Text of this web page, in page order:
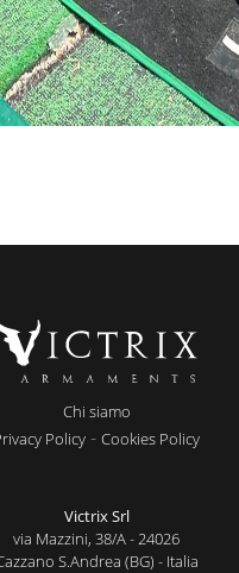
Chi siamo
Policy - Cookies Policy
Victrix Srl
via Mazzini, 38/A - 24026
S.Andrea (BG) - Italia